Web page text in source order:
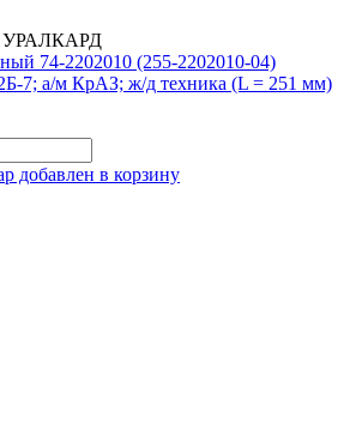
УРАЛКАРД
74-2202010 (255-2202010-04)
7; а/м КрАЗ; ж/д техника (L = 251 мм)
добавлен в корзину